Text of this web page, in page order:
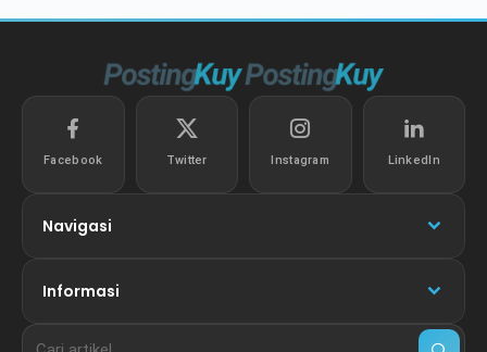
Facebook Twitter Instagram LinkedIn
Navigasi
Informasi